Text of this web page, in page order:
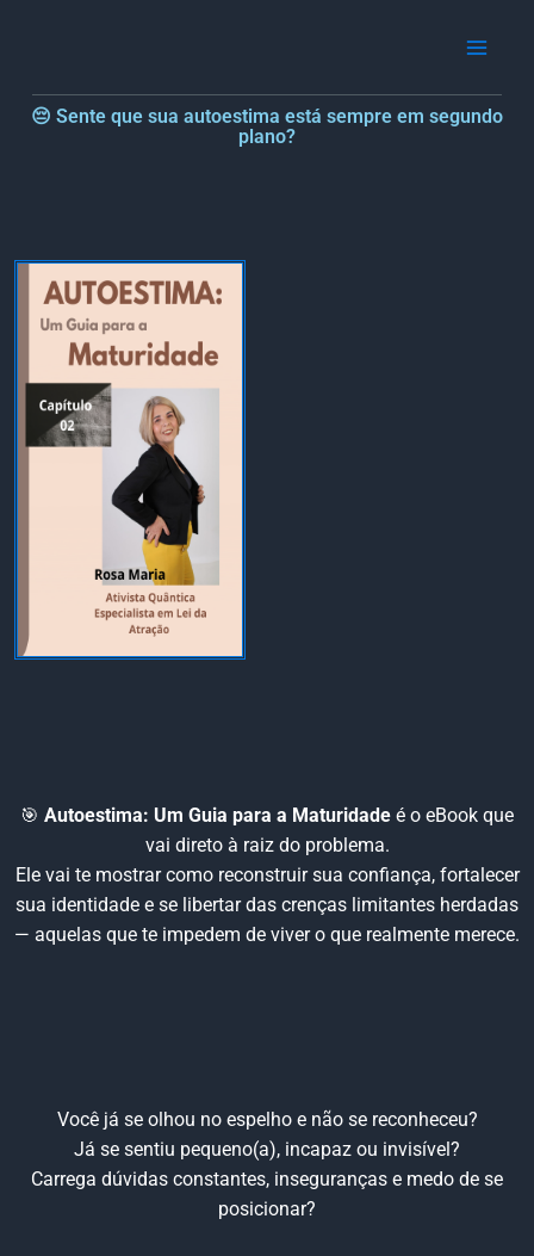
conteúdo
😔 Sente que sua autoestima está sempre em segundo
plano?
🎯 Autoestima: Um Guia para a Maturidade é o eBook que
vai direto à raiz do problema.
Ele vai te mostrar como reconstruir sua confiança, fortalecer
sua identidade e se libertar das crenças limitantes herdadas
— aquelas que te impedem de viver o que realmente merece.
Você já se olhou no espelho e não se reconheceu?
Já se sentiu pequeno(a), incapaz ou invisível?
Carrega dúvidas constantes, inseguranças e medo de se
posicionar?